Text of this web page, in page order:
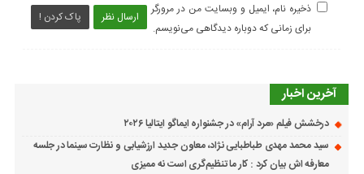
ارسال نظر پاک کردن !
ذخیره نام، ایمیل و وبسایت من در مرورگر
برای زمانی که دوباره دیدگاهی می‌نویسم.
آخرین اخبار
درخشش فیلم «مرد آرام» در جشنواره ایماگو ایتالیا ۲۰۲۶
سید محمد مهدی طباطبایی نژاد، معاون جدید ارزشیابی و نظارت سینما در جلسه
معارفه اش بیان کرد : کار ما تنظیم‌گری است نه ممیزی